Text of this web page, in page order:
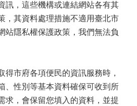
訊，這些機構或連結網站各有其
，其資料處理措施不適用臺北市
站隱私權保護政策，我們無法負
得市府各項便民的資訊服務時，
、性別等基本資料確保可收到所
求，會保留您填入的資料，並提